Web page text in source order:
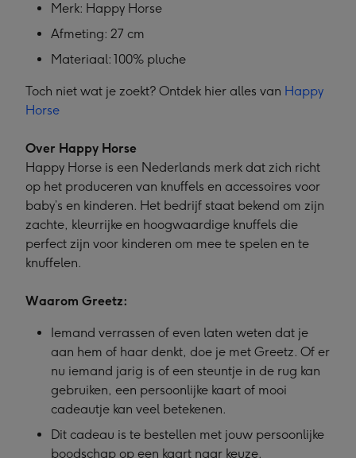
Merk: Happy Horse
Afmeting: 27 cm
Materiaal: 100% pluche
Toch niet wat je zoekt? Ontdek hier alles van Happy
Horse
Over Happy Horse
Happy Horse is een Nederlands merk dat zich richt
op het produceren van knuffels en accessoires voor
baby’s en kinderen. Het bedrijf staat bekend om zijn
zachte, kleurrijke en hoogwaardige knuffels die
perfect zijn voor kinderen om mee te spelen en te
knuffelen.
Waarom Greetz:
Iemand verrassen of even laten weten dat je
aan hem of haar denkt, doe je met Greetz. Of er
nu iemand jarig is of een steuntje in de rug kan
gebruiken, een persoonlijke kaart of mooi
cadeautje kan veel betekenen.
Dit cadeau is te bestellen met jouw persoonlijke
boodschap op een kaart naar keuze.